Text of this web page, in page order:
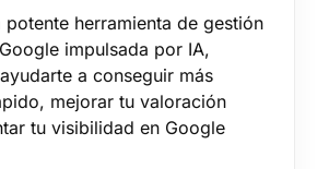
potente herramienta de gestión
impulsada por IA,
a conseguir más
mejorar tu valoración
tu visibilidad en Google